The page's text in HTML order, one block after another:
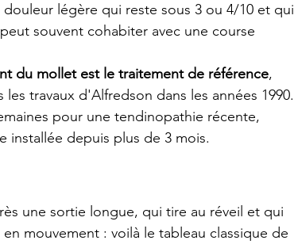
douleur légère qui reste sous 3 ou 4/10 et qui
souvent cohabiter avec une course
du mollet est le traitement de référence,
travaux d'Alfredson dans les années 1990.
pour une tendinopathie récente,
installée depuis plus de 3 mois.
une sortie longue, qui tire au réveil et qui
mouvement : voilà le tableau classique de